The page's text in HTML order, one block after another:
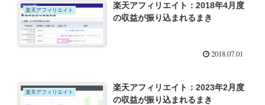
楽天アフィリエイト
楽天アフィリエイト：2018年4月度
の収益が振り込まれるまき
2018.07.01
楽天アフィリエイト
楽天アフィリエイト：2023年2月度
の収益が振り込まれるまき